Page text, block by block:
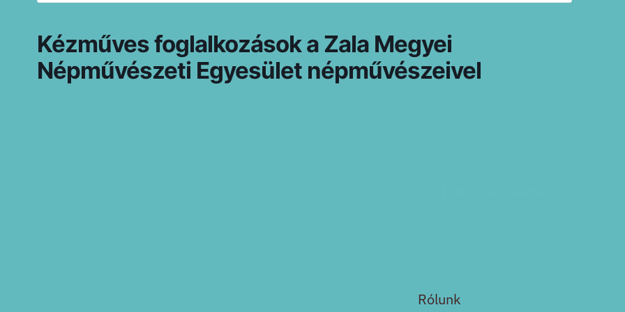
Kézműves foglalkozások a Zala Megyei
Népművészeti Egyesület népművészeivel
Rólunk